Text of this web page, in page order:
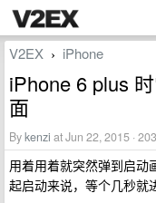
V2EX › iPhone
iPhone 6 plus
面
Bykenzi at Jun 22, 2015 ·
用着用着就突然弹到启动
起启动来说，等个几秒就